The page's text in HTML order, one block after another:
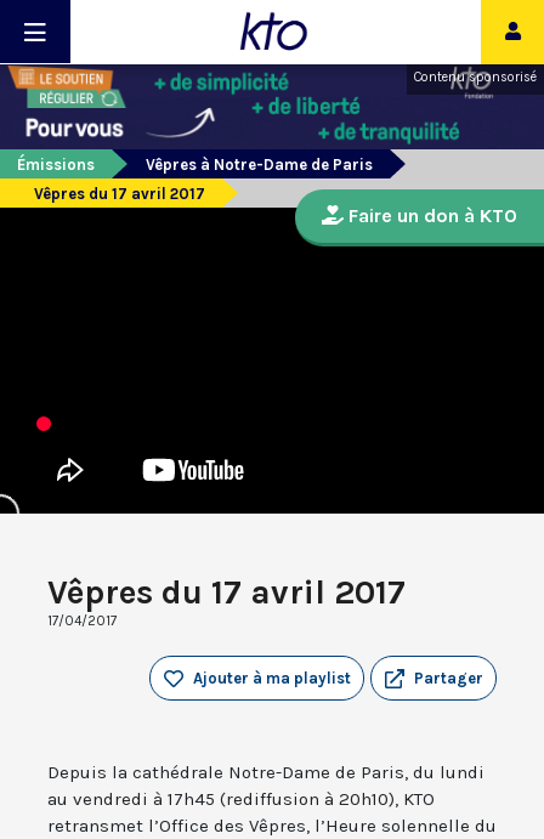
Contenu sponsorisé
Émissions
Vêpres à Notre-Dame de Paris
Vêpres du 17 avril 2017
Vêpres du 17 avril 2017
17/04/2017
Partager
Ajouter à ma playlist
Depuis la cathédrale Notre-Dame de Paris, du lundi
au vendredi à 17h45 (rediffusion à 20h10), KTO
retransmet l’Office des Vêpres, l’Heure solennelle du
Faire un don à KTO